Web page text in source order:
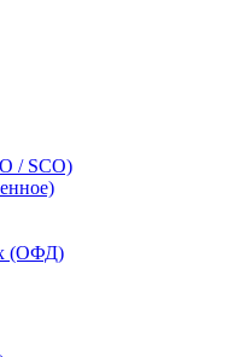
/ SCO)
(ОФД)